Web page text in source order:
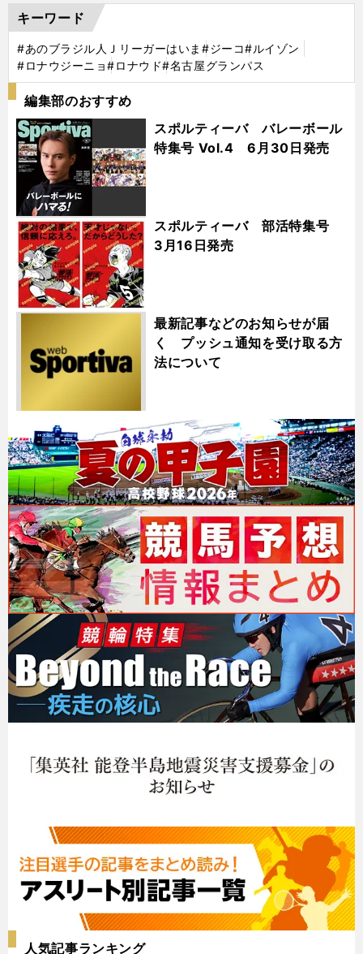
キーワード
#あのブラジル人Ｊリーガーはいま #ジーコ#ルイゾン
#ロナウジーニョ#ロナウド#名古屋グランパス
編集部のおすすめ
スポルティーバ バレーボール
特集号 Vol.4 6月30日発売
スポルティーバ 部活特集号
3月16日発売
最新記事などのお知らせが届
く プッシュ通知を受け取る方
法について
人気記事ランキング